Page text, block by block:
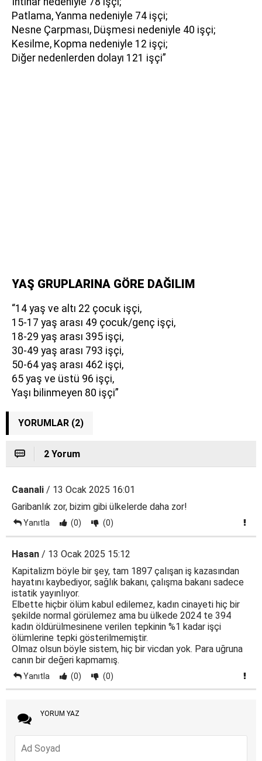
Patlama, Yanma nedeniyle 74 işçi;
Nesne Çarpması, Düşmesi nedeniyle 40 işçi;
Kesilme, Kopma nedeniyle 12 işçi;
Diğer nedenlerden dolayı 121 işçi”
YAŞ GRUPLARINA GÖRE DAĞILIM
“14 yaş ve altı 22 çocuk işçi,
15-17 yaş arası 49 çocuk/genç işçi,
18-29 yaş arası 395 işçi,
30-49 yaş arası 793 işçi,
50-64 yaş arası 462 işçi,
65 yaş ve üstü 96 işçi,
Yaşı bilinmeyen 80 işçi”
YORUMLAR (2)
2 Yorum
Caanali / 13 Ocak 2025 16:01
Garibanlık zor, bizim gibi ülkelerde daha zor!
Yanıtla (0) (0)
Hasan / 13 Ocak 2025 15:12
Kapitalizm böyle bir şey, tam 1897 çalışan iş kazasından
hayatını kaybediyor, sağlık bakanı, çalışma bakanı sadece
istatik yayınlıyor.
Elbette hiçbir ölüm kabul edilemez, kadın cinayeti hiç bir
şekilde normal görülemez ama bu ülkede 2024 te 394
kadın öldürülmesinene verilen tepkinin %1 kadar işçi
ölümlerine tepki gösterilmemiştir.
Olmaz olsun böyle sistem, hiç bir vicdan yok. Para uğruna
canın bir değeri kapmamış.
Yanıtla (0) (0)
YORUM YAZ